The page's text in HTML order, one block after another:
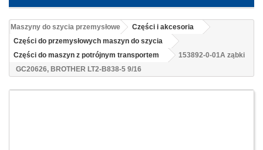
Maszyny do szycia przemysłowe
Części i akcesoria
Części do przemysłowych maszyn do szycia
Części do maszyn z potrójnym transportem
153892-0-01A ząbki
GC20626, BROTHER LT2-B838-5 9/16